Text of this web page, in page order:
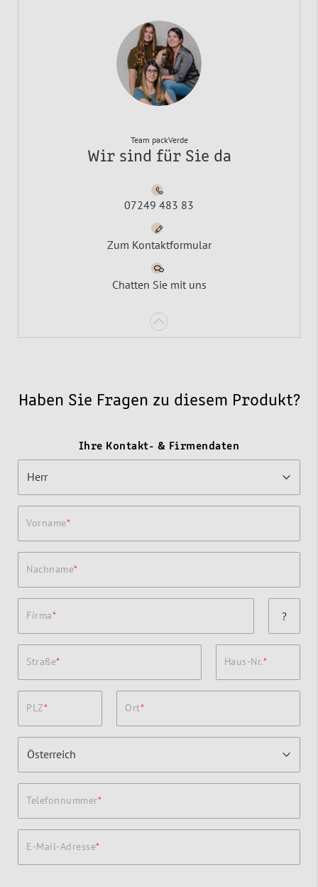
Team packVerde
Wir sind für Sie da
07249 483 83
Zum Kontaktformular
Chatten Sie mit uns
Haben Sie Fragen zu diesem Produkt?
Ihre Kontakt- & Firmendaten
Vorname
Nachname
Firma ?
Straße Haus-Nr.
PLZ Ort
Telefonnummer
E-Mail-Adresse